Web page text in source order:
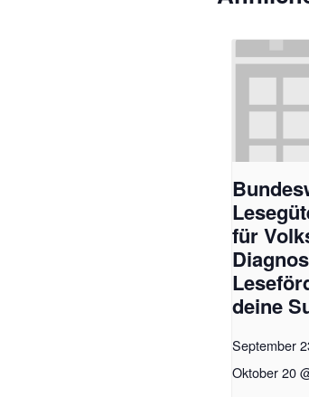
für
deine
September
Oktober 20